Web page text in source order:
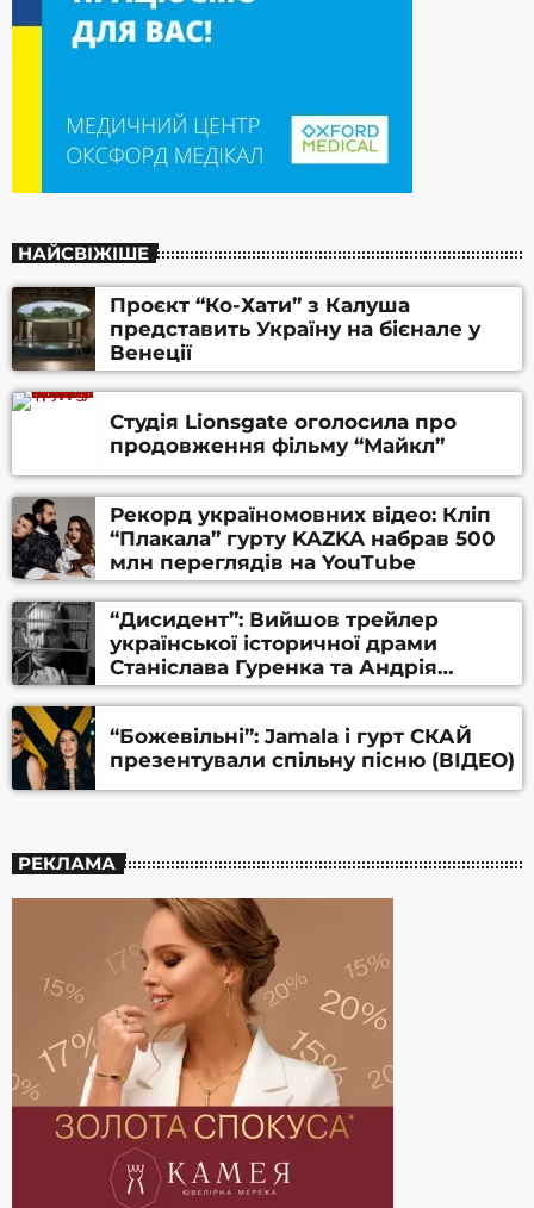
НАЙСВІЖІШЕ
Проєкт “Ко-Хати” з Калуша
представить Україну на бієнале у
Венеції
Студія Lionsgate оголосила про
продовження фільму “Майкл”
Рекорд україномовних відео: Кліп
“Плакала” гурту KAZKA набрав 500
млн переглядів на YouTube
“Дисидент”: Вийшов трейлер
української історичної драми
Станіслава Гуренка та Андрія
Алфьорова (ВІДЕО)
“Божевільні”: Jamala і гурт СКАЙ
презентували спільну пісню (ВІДЕО)
РЕКЛАМА